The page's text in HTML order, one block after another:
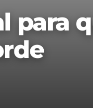
para